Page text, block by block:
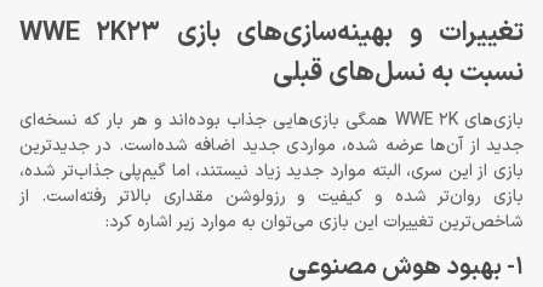
تغییرات و بهینه‌سازی‌های بازی WWE 2K23
نسبت به نسل‌های قبلی
بازی‌های WWE 2K همگی بازی‌هایی جذاب بوده‌اند و هر بار که نسخه‌ای
جدید از آن‌ها عرضه شده، مواردی جدید اضافه شده‌است. در جدیدترین
بازی از این سری، البته موارد جدید زیاد نیستند، اما گیم‌پلی جذاب‌تر شده،
بازی روان‌تر شده و کیفیت و رزولوشن مقداری بالاتر رفته‌است. از
شاخص‌ترین تغییرات این بازی می‌توان به موارد زیر اشاره کرد:
1- بهبود هوش مصنوعی